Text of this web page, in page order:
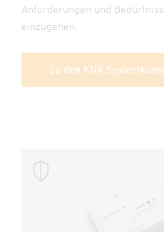
Anforderungen und
einzugehen.
Zu den KNX